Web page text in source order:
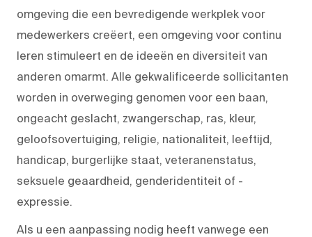
omgeving die een bevredigende werkplek voor
medewerkers creëert, een omgeving voor continu
leren stimuleert en de ideeën en diversiteit van
anderen omarmt. Alle gekwalificeerde sollicitanten
worden in overweging genomen voor een baan,
ongeacht geslacht, zwangerschap, ras, kleur,
geloofsovertuiging, religie, nationaliteit, leeftijd,
handicap, burgerlijke staat, veteranenstatus,
seksuele geaardheid, genderidentiteit of -
expressie.
Als u een aanpassing nodig heeft vanwege een